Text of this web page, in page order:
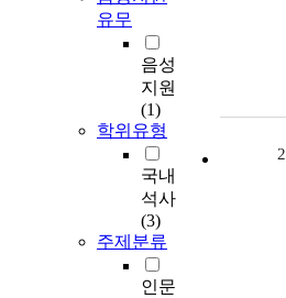
유무
음성
지원
(1)
학위유형
국내
석사
(3)
주제분류
인문
2